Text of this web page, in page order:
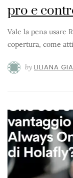
pro e
Vale la pena usare
copertura, come
by LILIANA